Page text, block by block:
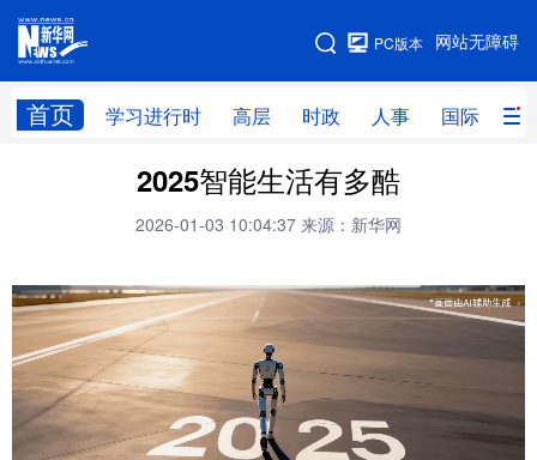
网站无障碍
PC版本
首页 学习进行时 高层 时政 人事 国际 财
网站地图
高层 时政
财经 网评
科技 科创
文化 健康
访谈 视频 图片 政务
2025智能生活有多酷
2026-01-03 10:04:37 来源：新华网